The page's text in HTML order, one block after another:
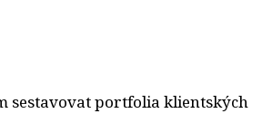
sestavovat portfolia klientských